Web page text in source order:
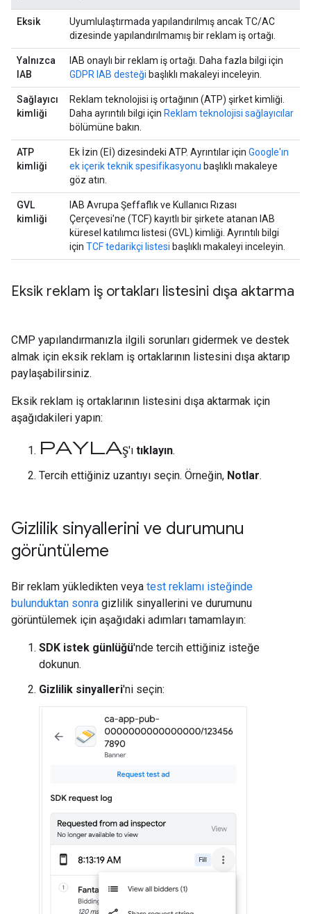
Eksik
Uyumlulaştırmada yapılandırılmış ancak TC/AC
dizesinde yapılandırılmamış bir reklam iş ortağı.
Yalnızca
IAB
IAB onaylı bir reklam iş ortağı. Daha fazla bilgi için
GDPR IAB desteği başlıklı makaleyi inceleyin.
Sağlayıcı
kimliği
Reklam teknolojisi iş ortağının (ATP) şirket kimliği.
Daha ayrıntılı bilgi için Reklam teknolojisi sağlayıcılar
bölümüne bakın.
ATP
kimliği
Ek İzin (Eİ) dizesindeki ATP. Ayrıntılar için Google'ın
ek içerik teknik spesifikasyonu başlıklı makaleye
göz atın.
GVL
kimliği
IAB Avrupa Şeffaflık ve Kullanıcı Rızası
Çerçevesi'ne (TCF) kayıtlı bir şirkete atanan IAB
küresel katılımcı listesi (GVL) kimliği. Ayrıntılı bilgi
için TCF tedarikçi listesi başlıklı makaleyi inceleyin.
Eksik reklam iş ortakları listesini dışa aktarma
CMP yapılandırmanızla ilgili sorunları gidermek ve destek
almak için eksik reklam iş ortaklarının listesini dışa aktarıp
paylaşabilirsiniz.
Eksik reklam iş ortaklarının listesini dışa aktarmak için
aşağıdakileri yapın:
Paylaş'ı tıklayın.
Tercih ettiğiniz uzantıyı seçin. Örneğin, Notlar.
Gizlilik sinyallerini ve durumunu
görüntüleme
Bir reklam yükledikten veya test reklamı isteğinde
bulunduktan sonra gizlilik sinyallerini ve durumunu
görüntülemek için aşağıdaki adımları tamamlayın:
SDK istek günlüğü'nde tercih ettiğiniz isteğe
dokunun.
Gizlilik sinyalleri'ni seçin: